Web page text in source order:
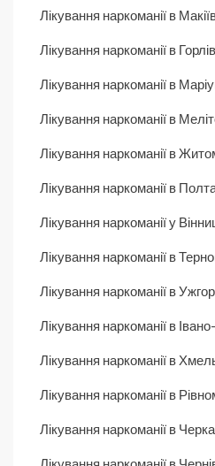
Лікування наркоманії в
Лікування наркоманії в
Лікування наркоманії в
Лікування наркоманії в
Лікування наркоманії в
Лікування наркоманії в
Лікування наркоманії у
Лікування наркоманії в
Лікування наркоманії в
Лікування наркоманії в
Лікування наркоманії в
Лікування наркоманії в
Лікування наркоманії в